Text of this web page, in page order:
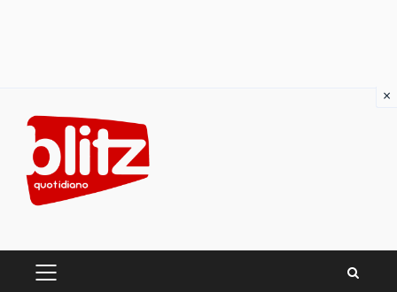
content
PRIMARY
×